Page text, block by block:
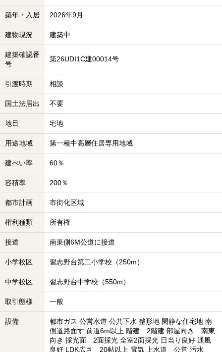
築年・入居 2026年9月
建物現況 建築中
建築確認番
号
第26UDI1C建00014号
引渡時期 相談
国土法届出 不要
地目 宅地
用途地域 第一種中高層住居専用地域
建ぺい率 60％
容積率 200％
都市計画 市街化区域
権利種類 所有権
接道 南東側6M公道に接道
小学校区 習志野台第二小学校（250m）
中学校区 習志野台中学校（550m）
取引態様 一般
設備
都市ガス 公営水道 公共下水 整形地 閑静な住宅地 南
側道路面す 前道6m以上 階建 2階建 部屋向き 南東
向き 採光面 2面採光 全室2面採光 日当り良好 通風
良好 LDK広さ 20帖以上 電気 上水道 公営 汚水